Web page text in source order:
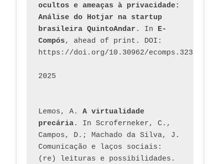
ocultos e ameaças à privacidade:
Análise do Hotjar na startup
brasileira QuintoAndar . In E-
Compós, ahead of print. DOI:
https://doi.org/10.30962/ecomps.3231
2025
Lemos, A. A virtualidade
precária. In Scroferneker, C.,
Campos, D.; Machado da Silva, J.
Comunicação e laços sociais:
(re) leituras e possibilidades.